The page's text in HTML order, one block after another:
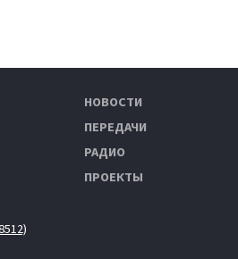
НОВОСТИ
ПЕРЕДАЧИ
РАДИО
ПРОЕКТЫ